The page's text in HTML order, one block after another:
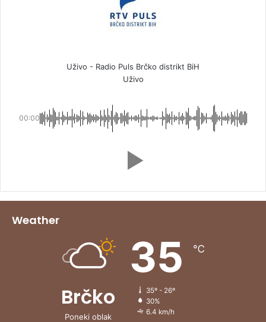
Uživo - Radio Puls Brčko distrikt BiH
Uživo
00:00
Weather
Brčko
Poneki oblak
35 ℃
35º - 26º
30%
6.4 km/h